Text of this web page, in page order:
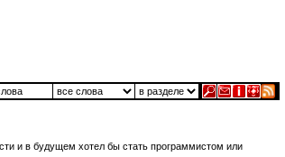
и в будущем хотел бы стать программистом или